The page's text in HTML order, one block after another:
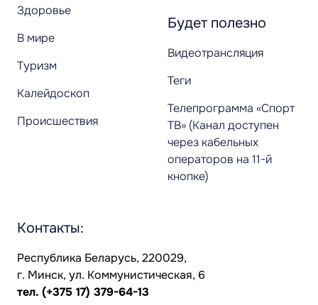
Здоровье
В мире
Туризм
Калейдоскоп
Происшествия
Будет полезно
Видеотрансляция
Теги
Телепрограмма «Спорт
ТВ» (Канал доступен
через кабельных
операторов на 11-й
кнопке)
Контакты:
Республика Беларусь, 220029,
г. Минск, ул. Коммунистическая, 6
тел. (+375 17) 379-64-13